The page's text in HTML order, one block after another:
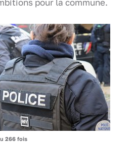
pour la commune.
266 fois